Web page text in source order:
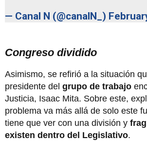
— Canal N (@canalN_)
Congreso dividido
Asimismo, se refirió a la situación
presidente del grupo de trabajo
Justicia, Isaac Mita. Sobre este,
problema va más allá de solo este
tiene que ver con una división y
existen dentro del Legislativo.